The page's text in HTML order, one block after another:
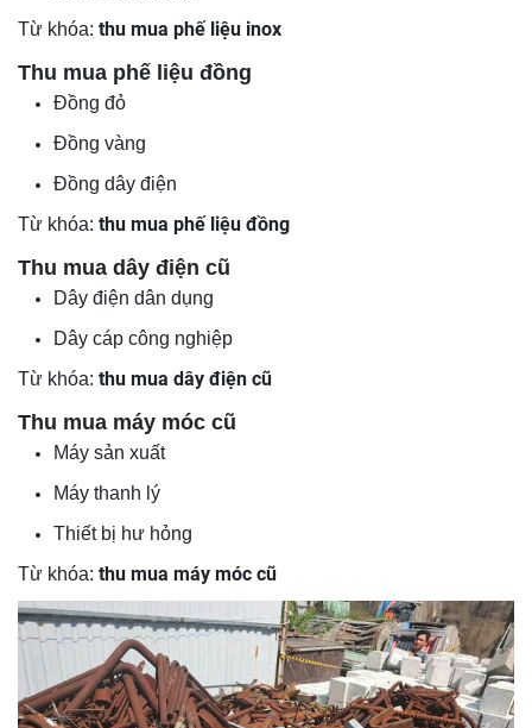
Từ khóa: thu mua phế liệu inox
Thu mua phế liệu đồng
Đồng đỏ
Đồng vàng
Đồng dây điện
Từ khóa: thu mua phế liệu đồng
Thu mua dây điện cũ
Dây điện dân dụng
Dây cáp công nghiệp
Từ khóa: thu mua dây điện cũ
Thu mua máy móc cũ
Máy sản xuất
Máy thanh lý
Thiết bị hư hỏng
Từ khóa: thu mua máy móc cũ